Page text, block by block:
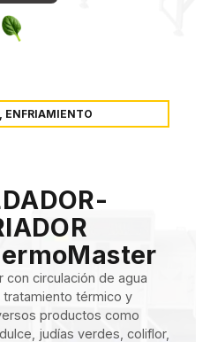
ENFRIAMIENTO
con circulación de agua
tratamiento térmico y
productos como
judías verdes, coliflor,